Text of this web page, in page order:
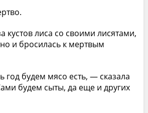
кустов лиса со своими лисятами,
и бросилась к мертвым
будем мясо есть, — сказала
будем сыты, да еще и других